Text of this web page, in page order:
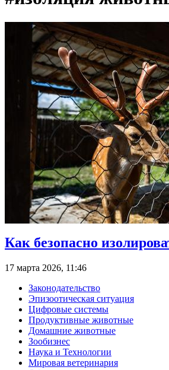
Как безопасно
17 марта 2026, 11:46
Законодательство
Эпизоотическая ситуация
Цифровые системы
Продуктивные животные
Домашние животные
Зообизнес
Наука и Технологии
Мировая ветеринария